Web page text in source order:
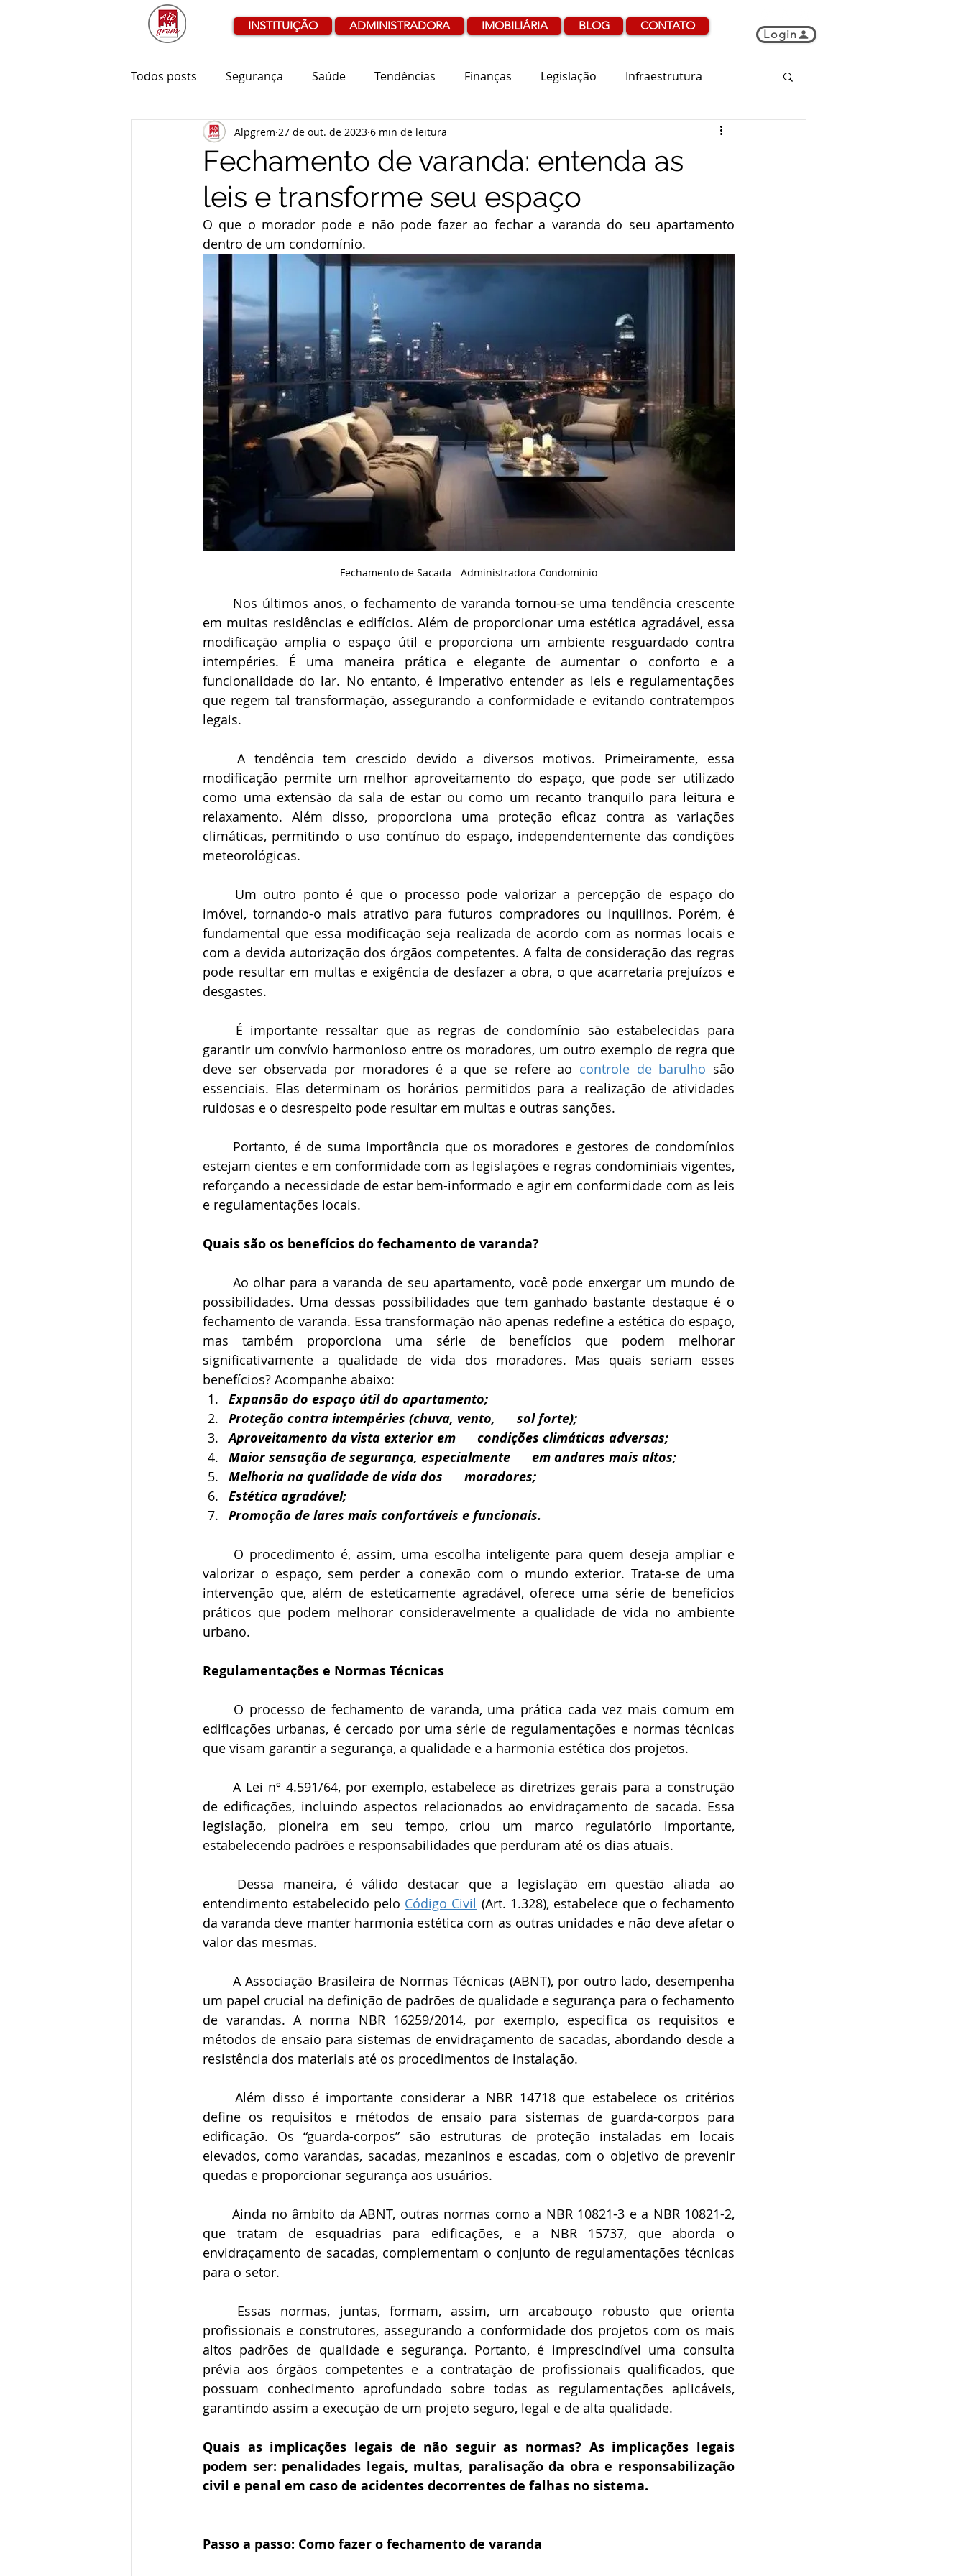
INSTITUIÇÃO ADMINISTRADORA IMOBILIÁRIA BLOG CONTATO
Login
Todos posts Segurança Saúde Tendências Finanças Legislação Infraestrutura
Fechamento de varanda: entenda as
leis e transforme seu espaço
Alpgrem 27 de out. de 2023 6 min de leitura
O que o morador pode e não pode fazer ao fechar a varanda do seu apartamento
dentro de um condomínio.
Fechamento de Sacada - Administradora Condomínio
Nos últimos anos, o fechamento de varanda tornou-se uma tendência crescente
em muitas residências e edifícios. Além de proporcionar uma estética agradável, essa
modificação amplia o espaço útil e proporciona um ambiente resguardado contra
intempéries. É uma maneira prática e elegante de aumentar o conforto e a
funcionalidade do lar. No entanto, é imperativo entender as leis e regulamentações
que regem tal transformação, assegurando a conformidade e evitando contratempos
legais.
A tendência tem crescido devido a diversos motivos. Primeiramente, essa
modificação permite um melhor aproveitamento do espaço, que pode ser utilizado
como uma extensão da sala de estar ou como um recanto tranquilo para leitura e
relaxamento. Além disso, proporciona uma proteção eficaz contra as variações
climáticas, permitindo o uso contínuo do espaço, independentemente das condições
meteorológicas.
Um outro ponto é que o processo pode valorizar a percepção de espaço do
imóvel, tornando-o mais atrativo para futuros compradores ou inquilinos. Porém, é
fundamental que essa modificação seja realizada de acordo com as normas locais e
com a devida autorização dos órgãos competentes. A falta de consideração das regras
pode resultar em multas e exigência de desfazer a obra, o que acarretaria prejuízos e
desgastes.
É importante ressaltar que as regras de condomínio são estabelecidas para
garantir um convívio harmonioso entre os moradores, um outro exemplo de regra que
deve ser observada por moradores é a que se refere ao controle de barulho são
essenciais. Elas determinam os horários permitidos para a realização de atividades
ruidosas e o desrespeito pode resultar em multas e outras sanções.
Portanto, é de suma importância que os moradores e gestores de condomínios
estejam cientes e em conformidade com as legislações e regras condominiais vigentes,
reforçando a necessidade de estar bem-informado e agir em conformidade com as leis
e regulamentações locais.
Quais são os benefícios do fechamento de varanda?
Ao olhar para a varanda de seu apartamento, você pode enxergar um mundo de
possibilidades. Uma dessas possibilidades que tem ganhado bastante destaque é o
fechamento de varanda. Essa transformação não apenas redefine a estética do espaço,
mas também proporciona uma série de benefícios que podem melhorar
significativamente a qualidade de vida dos moradores. Mas quais seriam esses
benefícios? Acompanhe abaixo:
Expansão do espaço útil do apartamento;
Proteção contra intempéries (chuva, vento,      sol forte);
Aproveitamento da vista exterior em      condições climáticas adversas;
Maior sensação de segurança, especialmente      em andares mais altos;
Melhoria na qualidade de vida dos      moradores;
Estética agradável;
Promoção de lares mais confortáveis e funcionais.
O procedimento é, assim, uma escolha inteligente para quem deseja ampliar e
valorizar o espaço, sem perder a conexão com o mundo exterior. Trata-se de uma
intervenção que, além de esteticamente agradável, oferece uma série de benefícios
práticos que podem melhorar consideravelmente a qualidade de vida no ambiente
urbano.
Regulamentações e Normas Técnicas
O processo de fechamento de varanda, uma prática cada vez mais comum em
edificações urbanas, é cercado por uma série de regulamentações e normas técnicas
que visam garantir a segurança, a qualidade e a harmonia estética dos projetos.
A Lei nº 4.591/64, por exemplo, estabelece as diretrizes gerais para a construção
de edificações, incluindo aspectos relacionados ao envidraçamento de sacada. Essa
legislação, pioneira em seu tempo, criou um marco regulatório importante,
estabelecendo padrões e responsabilidades que perduram até os dias atuais.
Dessa maneira, é válido destacar que a legislação em questão aliada ao
entendimento estabelecido pelo Código Civil (Art. 1.328), estabelece que o fechamento
da varanda deve manter harmonia estética com as outras unidades e não deve afetar o
valor das mesmas.
A Associação Brasileira de Normas Técnicas (ABNT), por outro lado, desempenha
um papel crucial na definição de padrões de qualidade e segurança para o fechamento
de varandas. A norma NBR 16259/2014, por exemplo, especifica os requisitos e
métodos de ensaio para sistemas de envidraçamento de sacadas, abordando desde a
resistência dos materiais até os procedimentos de instalação.
Além disso é importante considerar a NBR 14718 que estabelece os critérios
define os requisitos e métodos de ensaio para sistemas de guarda-corpos para
edificação. Os “guarda-corpos” são estruturas de proteção instaladas em locais
elevados, como varandas, sacadas, mezaninos e escadas, com o objetivo de prevenir
quedas e proporcionar segurança aos usuários.
Ainda no âmbito da ABNT, outras normas como a NBR 10821-3 e a NBR 10821-2,
que tratam de esquadrias para edificações, e a NBR 15737, que aborda o
envidraçamento de sacadas, complementam o conjunto de regulamentações técnicas
para o setor.
Essas normas, juntas, formam, assim, um arcabouço robusto que orienta
profissionais e construtores, assegurando a conformidade dos projetos com os mais
altos padrões de qualidade e segurança. Portanto, é imprescindível uma consulta
prévia aos órgãos competentes e a contratação de profissionais qualificados, que
possuam conhecimento aprofundado sobre todas as regulamentações aplicáveis,
garantindo assim a execução de um projeto seguro, legal e de alta qualidade.
Quais as implicações legais de não seguir as normas? As implicações legais
podem ser: penalidades legais, multas, paralisação da obra e responsabilização
civil e penal em caso de acidentes decorrentes de falhas no sistema.
Passo a passo: Como fazer o fechamento de varanda